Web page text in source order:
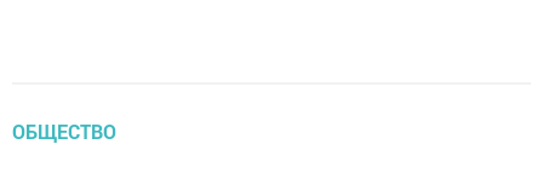
ОБЩЕСТВО